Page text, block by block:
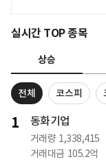
실시간 TOP 종목
상승
전체 코스피
1 동화기업
거래량 1,338,415
거래대금 105.2억